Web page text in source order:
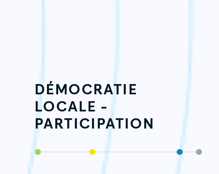
DÉMOCRATIE
LOCALE -
PARTICIPATION